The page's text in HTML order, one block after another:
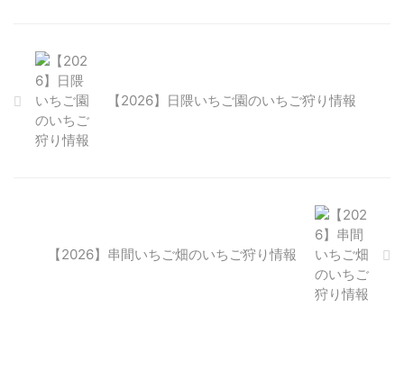
【2026】日隈いちご園のいちご狩り情報
【2026】串間いちご畑のいちご狩り情報